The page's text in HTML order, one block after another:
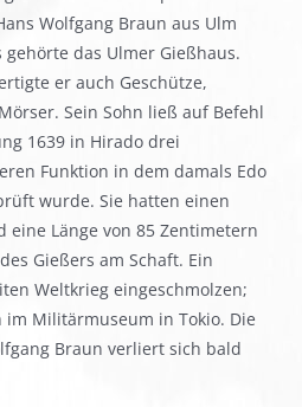
Wolfgang Braun aus Ulm
gehörte das Ulmer Gießhaus.
er auch Geschütze,
Sein Sohn ließ auf Befehl
1639 in Hirado drei
Funktion in dem damals Edo
wurde. Sie hatten einen
eine Länge von 85 Zentimetern
Gießers am Schaft. Ein
Weltkrieg eingeschmolzen;
Militärmuseum in Tokio. Die
Braun verliert sich bald